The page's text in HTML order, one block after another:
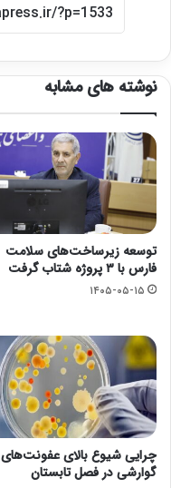
نوشته های مشابه
توسعه زیرساخت‌های سلامت
فارس با ۳ پروژه شتاب گرفت
۱۴۰۵-۰۵-۱۵
چرایی شیوع بالای عفونت‌های
گوارشی در فصل تابستان